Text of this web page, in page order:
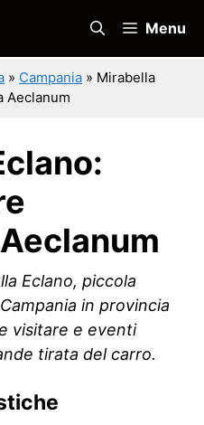
Menu
» Campania » Mirabella
Aeclanum
Eclano, piccola
in provincia
visitare e eventi
tirata del carro.